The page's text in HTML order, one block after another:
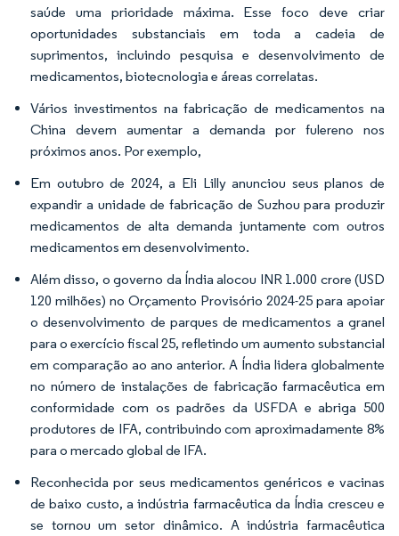
saúde uma prioridade máxima. Esse foco deve criar
oportunidades substanciais em toda a cadeia de
suprimentos, incluindo pesquisa e desenvolvimento de
medicamentos, biotecnologia e áreas correlatas.
Vários investimentos na fabricação de medicamentos na
China devem aumentar a demanda por fulereno nos
próximos anos. Por exemplo,
Em outubro de 2024, a Eli Lilly anunciou seus planos de
expandir a unidade de fabricação de Suzhou para produzir
medicamentos de alta demanda juntamente com outros
medicamentos em desenvolvimento.
Além disso, o governo da Índia alocou INR 1.000 crore (USD
120 milhões) no Orçamento Provisório 2024-25 para apoiar
o desenvolvimento de parques de medicamentos a granel
para o exercício fiscal 25, refletindo um aumento substancial
em comparação ao ano anterior. A Índia lidera globalmente
no número de instalações de fabricação farmacêutica em
conformidade com os padrões da USFDA e abriga 500
produtores de IFA, contribuindo com aproximadamente 8%
para o mercado global de IFA.
Reconhecida por seus medicamentos genéricos e vacinas
de baixo custo, a indústria farmacêutica da Índia cresceu e
se tornou um setor dinâmico. A indústria farmacêutica